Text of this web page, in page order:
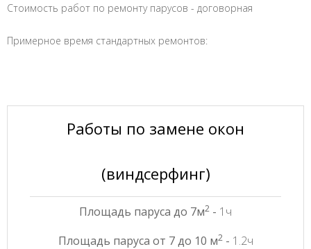
Стоимость работ по ремонту парусов - договорная
Примерное время стандартных ремонтов:
Работы по замене окон
(виндсерфинг)
Площадь паруса до 7м2 - 1ч
Площадь паруса от 7 до 10 м2- 1.2ч